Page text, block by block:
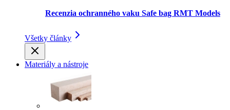
Recenzia ochranného vaku Safe bag RMT Models
Všetky články
Materiály a nástroje